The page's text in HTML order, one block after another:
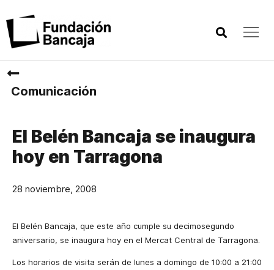
Comunicación
El Belén Bancaja se inaugura
hoy en Tarragona
28 noviembre, 2008
El Belén Bancaja, que este año cumple su decimosegundo
aniversario, se inaugura hoy en el Mercat Central de Tarragona.
Los horarios de visita serán de lunes a domingo de 10:00 a 21:00